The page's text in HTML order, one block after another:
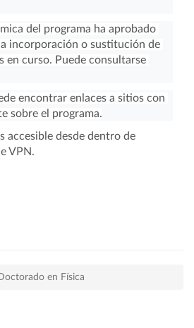
del programa ha aprobado
incorporación o sustitución de
encontrar enlaces a sitios con
sobre el programa.
accesible desde dentro de
VPN.
en Física